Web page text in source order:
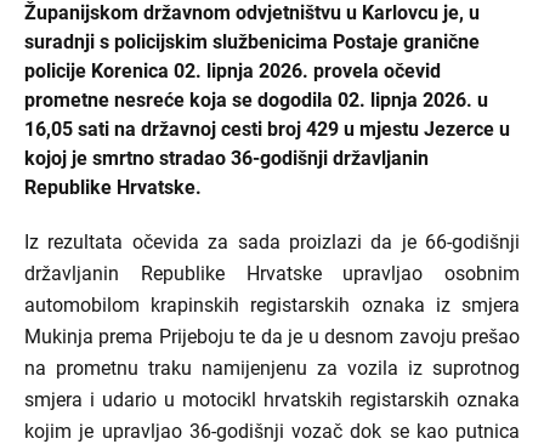
Županijskom državnom odvjetništvu u Karlovcu je, u
suradnji s policijskim službenicima Postaje granične
policije Korenica 02. lipnja 2026. provela očevid
prometne nesreće koja se dogodila 02. lipnja 2026. u
16,05 sati na državnoj cesti broj 429 u mjestu Jezerce u
kojoj je smrtno stradao 36-godišnji državljanin
Republike Hrvatske.
Iz rezultata očevida za sada proizlazi da je 66-godišnji
državljanin Republike Hrvatske upravljao osobnim
automobilom krapinskih registarskih oznaka iz smjera
Mukinja prema Prijeboju te da je u desnom zavoju prešao
na prometnu traku namijenjenu za vozila iz suprotnog
smjera i udario u motocikl hrvatskih registarskih oznaka
kojim je upravljao 36-godišnji vozač dok se kao putnica